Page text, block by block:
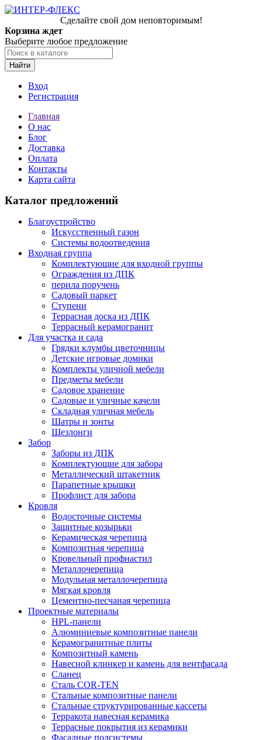
Сделайте свой дом неповторимым!
Корзина ждет
Выберите любое предложение
Найти
Вход
Регистрация
Главная
О нас
Блог
Доставка
Оплата
Контакты
Карта сайта
Каталог предложений
Благоустройство
Искусственный газон
Системы водоотведения
Входная группа
Комплектующие для входной группы
Ограждения из ДПК
перила поручень
Садовый паркет
Ступени
Террасная доска из ДПК
Террасный керамогранит
Для участка и сада
Грядки клумбы цветочницы
Детские игровые домики
Комплекты уличной мебели
Предметы мебели
Садовое хранение
Садовые и уличные качели
Складная уличная мебель
Шатры и зонты
Шезлонги
Забор
Заборы из ДПК
Комплектующие для забора
Металлический штакетник
Парапетные крышки
Профлист для забора
Кровля
Водосточные системы
Защитные козырьки
Керамическая черепица
Композитная черепица
Кровельный профнастил
Металлочерепица
Модульная металлочерепица
Мягкая кровля
Цементно-песчаная черепица
Проектные материалы
HPL-панели
Алюминиевые композитные панели
Керамогранитные плиты
Композитный камень
Навесной клинкер и камень для вентфасада
Сланец
Сталь COR-TEN
Стальные композитные панели
Стальные структурированные кассеты
Терракота навесная керамика
Террасные покрытия из керамики
Фасадные подсистемы